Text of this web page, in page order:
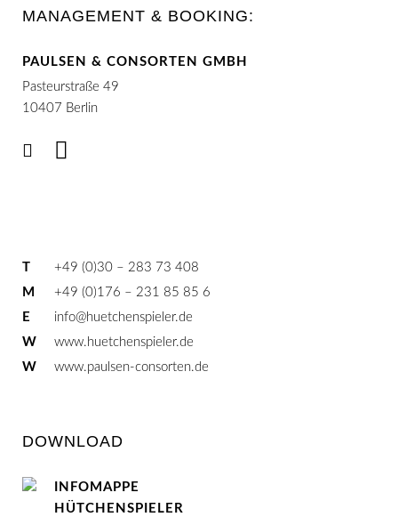
MANAGEMENT & BOOKING:
PAULSEN & CONSORTEN GMBH
Pasteurstraße 49
10407 Berlin
T
+49 (0)30 – 283 73 408
M
+49 (0)176 – 231 85 85 6
E
info@huetchenspieler.de
W
www.huetchenspieler.de
W
www.paulsen-consorten.de
DOWNLOAD
INFOMAPPE
HÜTCHENSPIELER